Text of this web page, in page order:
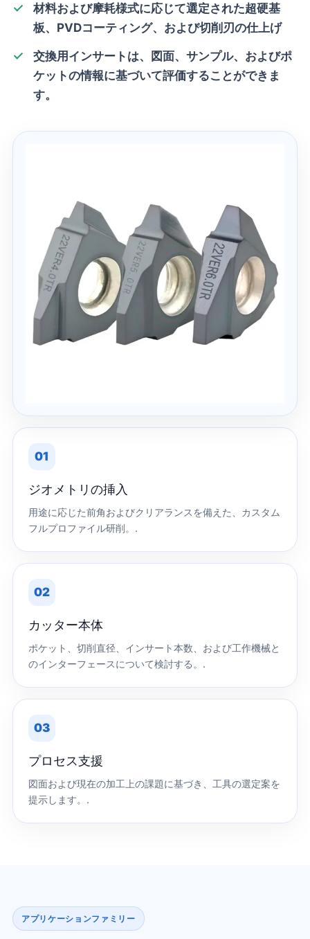
材料および摩耗様式に応じて選定された超硬基
板、PVDコーティング、および切削刃の仕上げ
交換用インサートは、図面、サンプル、およびポ
ケットの情報に基づいて評価することができま
す。
01
ジオメトリの挿入
用途に応じた前角およびクリアランスを備えた、カスタム
フルプロファイル研削。.
02
カッター本体
ポケット、切削直径、インサート本数、および工作機械と
のインターフェースについて検討する。.
03
プロセス支援
図面および現在の加工上の課題に基づき、工具の選定案を
提示します。.
アプリケーションファミリー